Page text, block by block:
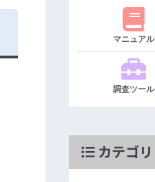
マニュアル
調査ツール
カテゴリ